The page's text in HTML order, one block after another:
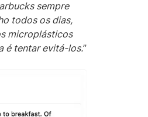
sempre
todos os dias,
microplásticos
é tentar evitá-los.”